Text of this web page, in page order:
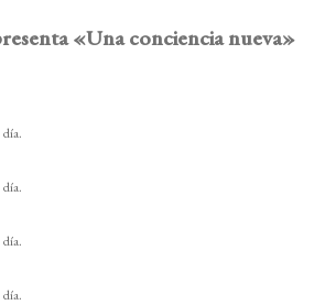
«Una conciencia nueva»